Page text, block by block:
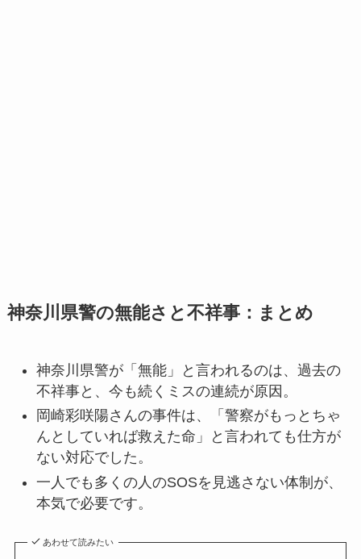
神奈川県警の無能さと不祥事：まとめ
神奈川県警が「無能」と言われるのは、過去の
不祥事と、今も続くミスの連続が原因。
岡崎彩咲陽さんの事件は、「警察がもっとちゃ
んとしていれば救えた命」と言われても仕方が
ない対応でした。
一人でも多くの人のSOSを見逃さない体制が、
本気で必要です。
あわせて読みたい